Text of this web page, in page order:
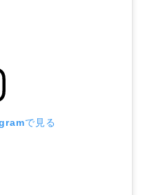
で見る